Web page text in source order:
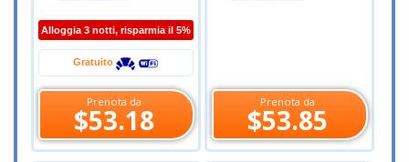
Alloggia 3 notti, risparmia il 5%
Gratuito
Prenota da
$53.18
Prenota da
$53.85